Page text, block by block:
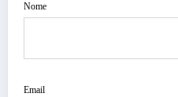
Nome
Email